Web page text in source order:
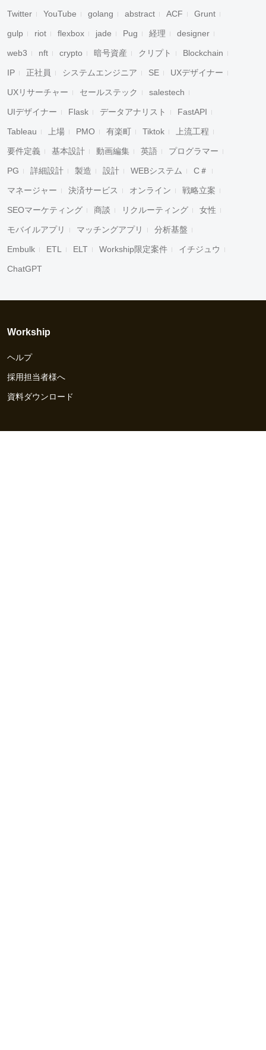
Twitter YouTube golang abstract ACF Grunt
gulp riot flexbox jade Pug 経理 designer
web3 nft crypto 暗号資産 クリプト Blockchain
IP 正社員 システムエンジニア SE UXデザイナー
UXリサーチャー セールステック salestech
UIデザイナー Flask データアナリスト FastAPI
Tableau 上場 PMO 有楽町 Tiktok 上流工程
要件定義 基本設計 動画編集 英語 プログラマー
PG 詳細設計 製造 設計 WEBシステム C＃
マネージャー 決済サービス オンライン 戦略立案
SEOマーケティング 商談 リクルーティング 女性
モバイルアプリ マッチングアプリ 分析基盤
Embulk ETL ELT Workship限定案件 イチジュウ
ChatGPT
Workship
ヘルプ
採用担当者様へ
資料ダウンロード